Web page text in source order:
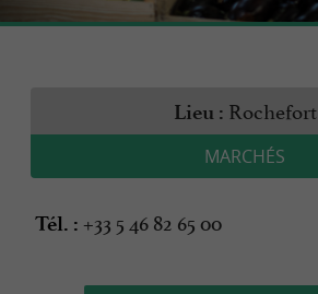
Lieu : Rochefort
MARCHÉS
Tél. : +33 5 46 82 65 00